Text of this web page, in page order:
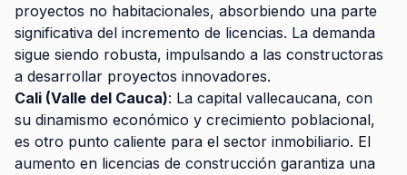
proyectos no habitacionales, absorbiendo una parte
significativa del incremento de licencias. La demanda
sigue siendo robusta, impulsando a las constructoras
a desarrollar proyectos innovadores.
Cali (Valle del Cauca): La capital vallecaucana, con
su dinamismo económico y crecimiento poblacional,
es otro punto caliente para el sector inmobiliario. El
aumento en licencias de construcción garantiza una